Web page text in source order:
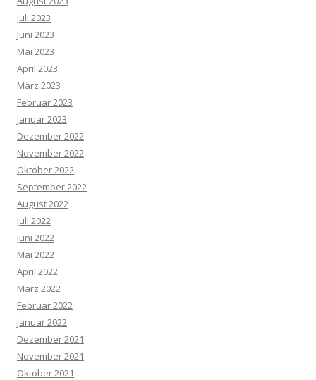
Juli 2023
Juni 2023
Mai 2023
April 2023
März 2023
Februar 2023
Januar 2023
Dezember 2022
November 2022
Oktober 2022
September 2022
August 2022
Juli 2022
Juni 2022
Mai 2022
April 2022
März 2022
Februar 2022
Januar 2022
Dezember 2021
November 2021
Oktober 2021